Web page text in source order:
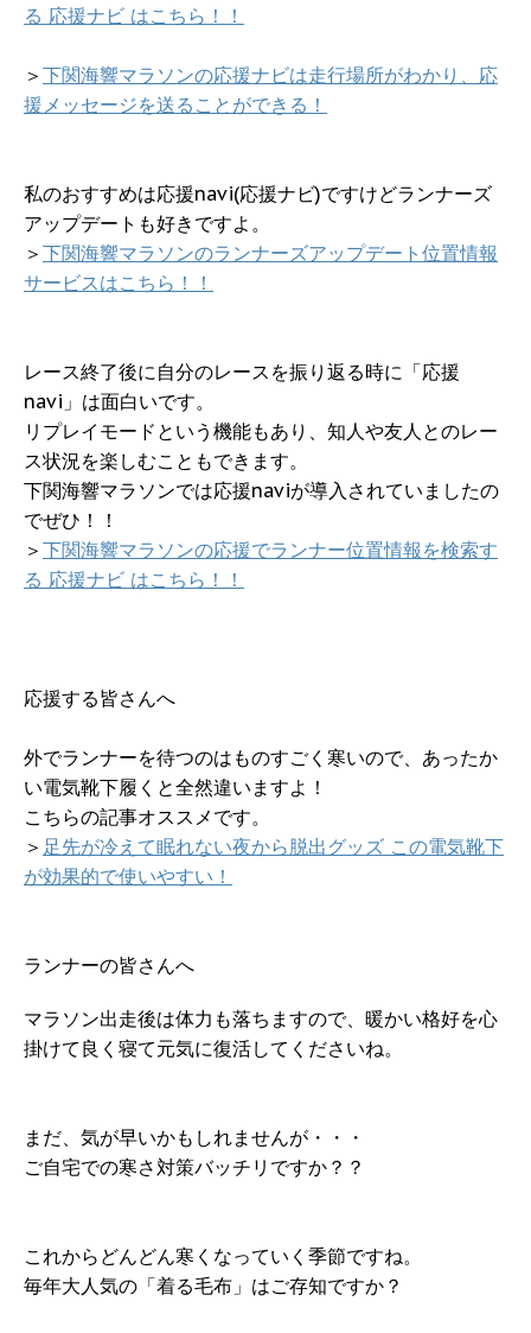
る 応援ナビ はこちら！！
＞ 下関海響マラソンの応援ナビは走行場所がわかり、応
援メッセージを送ることができる！
私のおすすめは応援navi(応援ナビ)ですけどランナーズ
アップデートも好きですよ。
＞ 下関海響マラソンのランナーズアップデート位置情報
サービスはこちら！！
レース終了後に自分のレースを振り返る時に「応援
navi」は面白いです。
リプレイモードという機能もあり、知人や友人とのレー
ス状況を楽しむこともできます。
下関海響マラソンでは応援naviが導入されていましたの
でぜひ！！
＞ 下関海響マラソンの応援でランナー位置情報を検索す
る 応援ナビ はこちら！！
応援する皆さんへ
外でランナーを待つのはものすごく寒いので、あったか
い電気靴下履くと全然違いますよ！
こちらの記事オススメです。
＞ 足先が冷えて眠れない夜から脱出グッズ この電気靴下
が効果的で使いやすい！
ランナーの皆さんへ
マラソン出走後は体力も落ちますので、暖かい格好を心
掛けて良く寝て元気に復活してくださいね。
まだ、気が早いかもしれませんが・・・
ご自宅での寒さ対策バッチリですか？？
これからどんどん寒くなっていく季節ですね。
毎年大人気の「着る毛布」はご存知ですか？